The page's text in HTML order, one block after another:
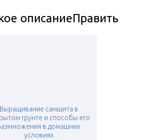
описаниеПравить
Выращивание самшита в
грунте и способы его
в домашних
условиях